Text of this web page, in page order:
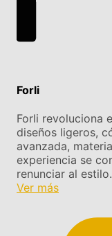
Forli
Forli revoluciona
diseños ligeros,
avanzada,
experiencia se
renunciar al estilo.
Ver más